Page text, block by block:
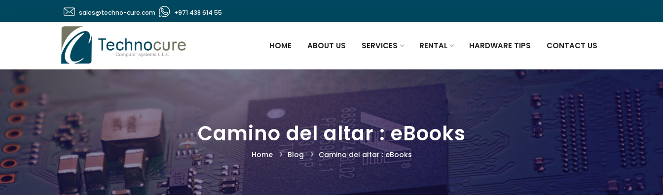
+971 438 614 55
sales@techno-cure.com
HOME ABOUT US SERVICES RENTAL HARDWARE TIPS CONTACT US
Camino del altar : eBooks
Home Blog Camino del altar : eBooks